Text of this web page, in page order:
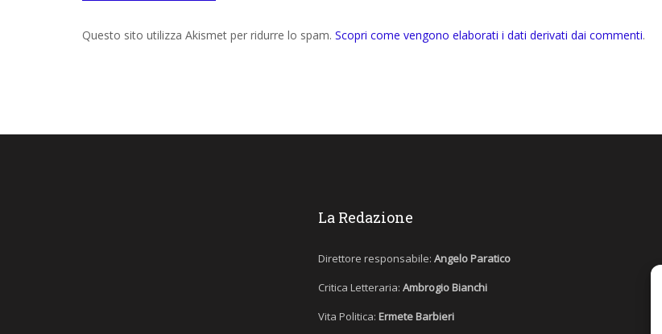
Questo sito utilizza Akismet per ridurre lo spam. Scopri come vengono elaborati i dati derivati dai commenti.
La Redazione
Direttore responsabile: Angelo Paratico
Critica Letteraria: Ambrogio Bianchi
Vita Politica: Ermete Barbieri